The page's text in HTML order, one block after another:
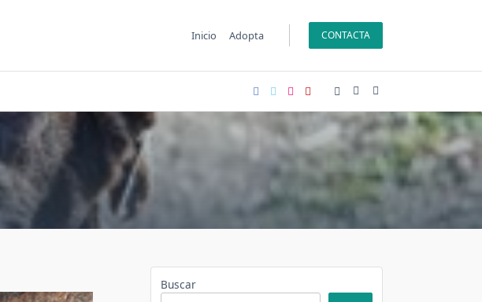
Inicio Adopta CONTACTA
Buscar